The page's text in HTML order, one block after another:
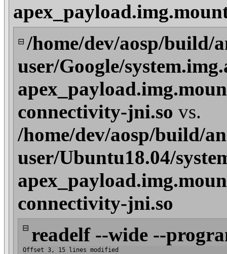
⊟ /home/dev/aosp/build/
user/Google/
connectivity-jni.so vs.
/home/dev/aosp/build/
user/Ubuntu18.04/
connectivity-jni.so
⊟ readelf --wide --
Offset 3, 15 lines modified